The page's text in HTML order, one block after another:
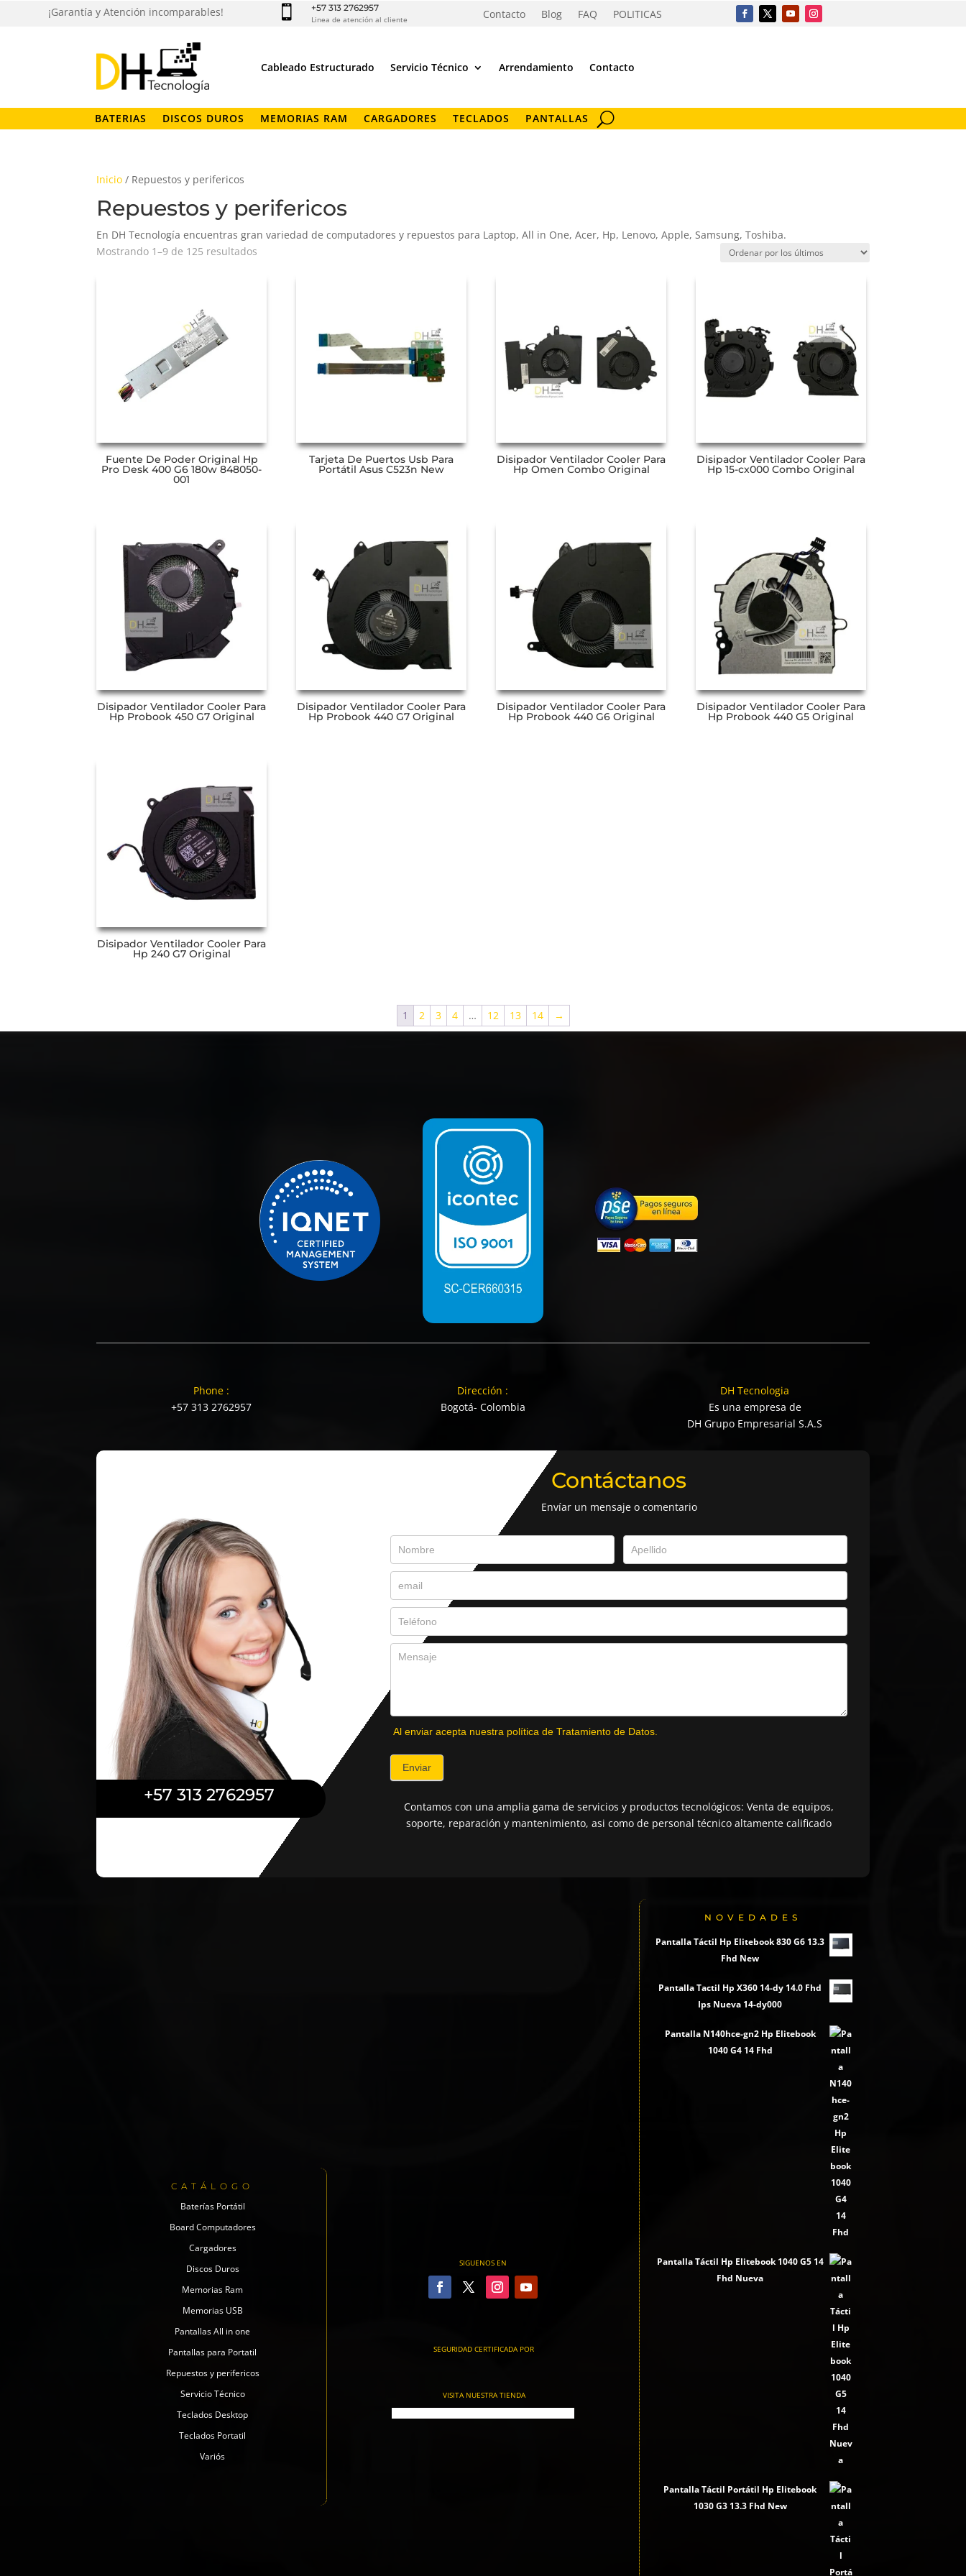
¡Garantía y Atención incomparables!  +57 313 2762957
Linea de atención al cliente Contacto Blog FAQ POLITICAS
Cableado Estructurado Servicio Técnico Arrendamiento Contacto
BATERIAS DISCOS DUROS MEMORIAS RAM CARGADORES TECLADOS PANTALLAS
Inicio / Repuestos y perifericos
Repuestos y perifericos
En DH Tecnología encuentras gran variedad de computadores y repuestos para Laptop, All in One, Acer, Hp, Lenovo, Apple, Samsung, Toshiba.
Mostrando 1–9 de 125 resultados
Fuente De Poder Original Hp
Pro Desk 400 G6 180w 848050-
001
Tarjeta De Puertos Usb Para
Portátil Asus C523n New
Disipador Ventilador Cooler Para
Hp Omen Combo Original
Disipador Ventilador Cooler Para
Hp 15-cx000 Combo Original
Disipador Ventilador Cooler Para
Hp Probook 450 G7 Original
Disipador Ventilador Cooler Para
Hp Probook 440 G7 Original
Disipador Ventilador Cooler Para
Hp Probook 440 G6 Original
Disipador Ventilador Cooler Para
Hp Probook 440 G5 Original
Disipador Ventilador Cooler Para
Hp 240 G7 Original
1 2 3 4 … 12 13 14 →
Phone :
+57 313 2762957
Dirección :
Bogotá- Colombia
DH Tecnologia
Es una empresa de
DH Grupo Empresarial S.A.S
+57 313 2762957
Contáctanos
Envíar un mensaje o comentario
Al enviar acepta nuestra política de Tratamiento de Datos.
Enviar
Contamos con una amplia gama de servicios y productos tecnológicos: Venta de equipos,
soporte, reparación y mantenimiento, asi como de personal técnico altamente calificado
CATÁLOGO
Baterías Portátil
Board Computadores
Cargadores
Discos Duros
Memorias Ram
Memorias USB
Pantallas All in one
Pantallas para Portatil
Repuestos y perifericos
Servicio Técnico
Teclados Desktop
Teclados Portatil
Variós
SIGUENOS EN
SEGURIDAD CERTIFICADA POR
VISITA NUESTRA TIENDA
NOVEDADES
Pantalla Táctil Hp Elitebook 830 G6 13.3
Fhd New
Pantalla Tactil Hp X360 14-dy 14.0 Fhd
Ips Nueva 14-dy000
Pantalla N140hce-gn2 Hp Elitebook
1040 G4 14 Fhd
Pantalla Táctil Hp Elitebook 1040 G5 14
Fhd Nueva
Pantalla Táctil Portátil Hp Elitebook
1030 G3 13.3 Fhd New